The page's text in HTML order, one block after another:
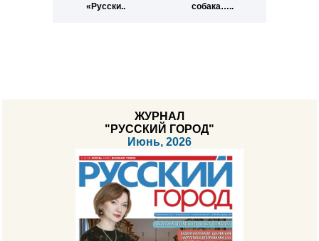
«Русски..
собака…..
ЖУРНАЛ
"РУССКИЙ ГОРОД"
Июнь, 2026